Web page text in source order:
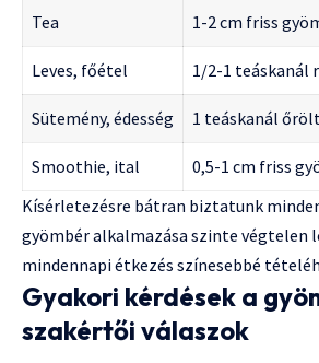
Tea 1-2 cm friss
Leves, főétel 1/2-1 teáskanál
Sütemény, édesség 1 teáskanál
Smoothie, ital
0,5-1 cm friss
Kísérletezésre bátran biztatunk
gyömbér alkalmazása szinte végtelen
mindennapi étkezés színesebbé
Gyakori kérdések a
szakértői válaszok